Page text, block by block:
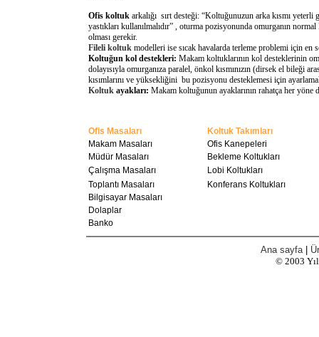
Ofis koltuk arkalığı sırt desteği: “Koltuğunuzun arka kısmı
yastıkları kullanılmalıdır” , oturma pozisyonunda omurganın
olması gerekir.
Fileli koltuk modelleri ise sıcak havalarda terleme problemi için
Koltuğun kol destekleri: Makam koltuklarının kol desteklerinin
dolayısıyla omurganıza paralel, önkol kısmınızın (dirsek el bileği
kısımlarını ve yüksekliğini bu pozisyonu desteklemesi için
Koltuk ayakları: Makam koltuğunun ayaklarının rahatça her
Ofis Masaları
Koltuk Takımları
Makam Masaları
Ofis Kanepeleri
Müdür Masaları
Bekleme Koltukları
Çalışma Masaları
Lobi Koltukları
Toplantı Masaları
Konferans Koltukları
Bilgisayar Masaları
Dolaplar
Banko
Ana sayfa
© 2003